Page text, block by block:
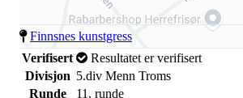
Finnsnes kunstgress
Verifisert
Resultatet er verifisert
Divisjon 5.div Menn Troms
Runde
11. runde